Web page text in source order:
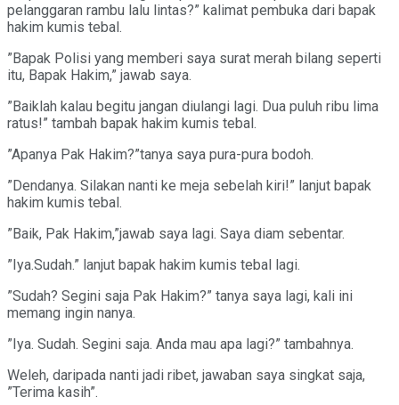
pelanggaran rambu lalu lintas?” kalimat pembuka dari bapak
hakim kumis tebal.
”Bapak Polisi yang memberi saya surat merah bilang seperti
itu, Bapak Hakim,” jawab saya.
”Baiklah kalau begitu jangan diulangi lagi. Dua puluh ribu lima
ratus!” tambah bapak hakim kumis tebal.
”Apanya Pak Hakim?”tanya saya pura-pura bodoh.
”Dendanya. Silakan nanti ke meja sebelah kiri!” lanjut bapak
hakim kumis tebal.
”Baik, Pak Hakim,”jawab saya lagi. Saya diam sebentar.
”Iya.Sudah.” lanjut bapak hakim kumis tebal lagi.
”Sudah? Segini saja Pak Hakim?” tanya saya lagi, kali ini
memang ingin nanya.
”Iya. Sudah. Segini saja. Anda mau apa lagi?” tambahnya.
Weleh, daripada nanti jadi ribet, jawaban saya singkat saja,
”Terima kasih”.